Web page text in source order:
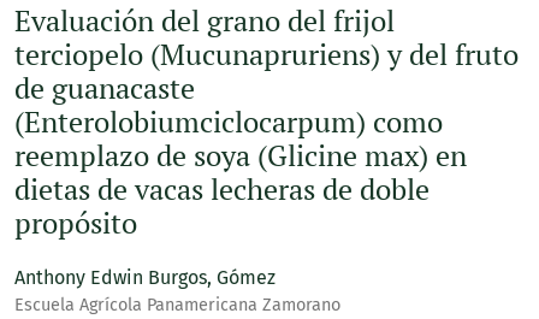
Evaluación del grano del frijol
terciopelo (Mucunapruriens) y del fruto
de guanacaste
(Enterolobiumciclocarpum) como
reemplazo de soya (Glicine max) en
dietas de vacas lecheras de doble
propósito
Anthony Edwin Burgos, Gómez
Escuela Agrícola Panamericana Zamorano